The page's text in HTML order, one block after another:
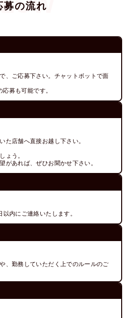
募の流れ
、ご応募下さい。チャットボットで面
募も可能です。
た店舗へ直接お越し下さい。
ょう。
内にご連絡いたします。
、勤務していただく上でのルールのご